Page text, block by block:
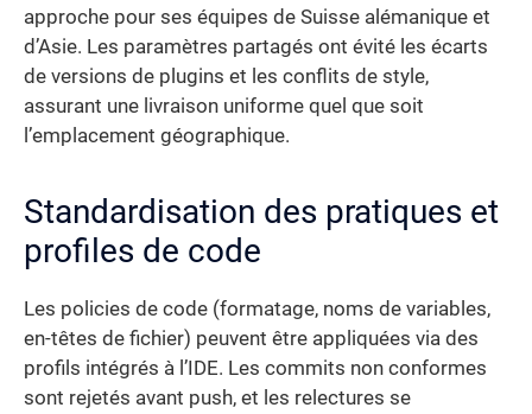
approche pour ses équipes de Suisse alémanique et
d’Asie. Les paramètres partagés ont évité les écarts
de versions de plugins et les conflits de style,
assurant une livraison uniforme quel que soit
l’emplacement géographique.
Standardisation des pratiques et
profiles de code
Les policies de code (formatage, noms de variables,
en-têtes de fichier) peuvent être appliquées via des
profils intégrés à l’IDE. Les commits non conformes
sont rejetés avant push, et les relectures se